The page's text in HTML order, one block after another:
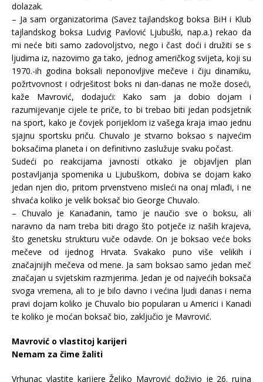
dolazak.
– Ja sam organizatorima (Savez tajlandskog boksa BiH i Klub
tajlandskog boksa Ludvig Pavlović Ljubuški, nap.a.) rekao da
mi neće biti samo zadovoljstvo, nego i čast doći i družiti se s
ljudima iz, nazovimo ga tako, jednog američkog svijeta, koji su
1970.-ih godina boksali neponovljive mečeve i čiju dinamiku,
požrtvovnost i odrješitost boks ni dan-danas ne može doseći,
kaže Mavrović, dodajući: Kako sam ja dobio dojam i
razumijevanje cijele te priče, to bi trebao biti jedan podsjetnik
na sport, kako je čovjek porijeklom iz vašega kraja imao jednu
sjajnu sportsku priču. Chuvalo je stvarno boksao s najvećim
boksačima planeta i on definitivno zaslužuje svaku počast.
Sudeći po reakcijama javnosti otkako je objavljen plan
postavljanja spomenika u Ljubuškom, dobiva se dojam kako
jedan njen dio, pritom prvenstveno misleći na onaj mlađi, i ne
shvaća koliko je velik boksač bio George Chuvalo.
– Chuvalo je Kanađanin, tamo je naučio sve o boksu, ali
naravno da nam treba biti drago što potječe iz naših krajeva,
što genetsku strukturu vuče odavde. On je boksao veće boks
mečeve od ijednog Hrvata. Svakako puno više velikih i
značajnijih mečeva od mene. Ja sam boksao samo jedan meč
značajan u svjetskim razmjerima. Jedan je od najvećih boksača
svoga vremena, ali to je bilo davno i većina ljudi danas i nema
pravi dojam koliko je Chuvalo bio popularan u Americi i Kanadi
te koliko je moćan boksač bio, zaključio je Mavrović.
Mavrović o vlastitoj karijeri
Nemam za čime žaliti
Vrhunac vlastite karijere Željko Mavrović doživio je 26. rujna